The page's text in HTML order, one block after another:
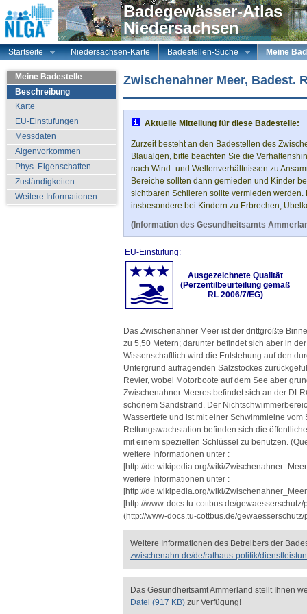
Badegewässer-Atlas
Niedersachsen
Startseite Niedersachsen-Karte Badestellen-Suche Meine
Meine Badestelle
Beschreibung
Karte
EU-Einstufungen
Messdaten
Algenvorkommen
Phys. Eigenschaften
Zuständigkeiten
Weitere Informationen
Zwischenahner Meer, Badest.
Aktuelle Mitteilung für diese Badestelle:
Zurzeit besteht an den Badestellen des
Blaualgen, bitte beachten Sie die
nach Wind- und Wellenverhältnissen zu
Bereiche sollten dann gemieden und Kinder
sichtbaren Schlieren sollte vermieden
insbesondere bei Kindern zu Erbrechen,
(Information des Gesundheitsamts
EU-Einstufung:
Ausgezeichnete Qualität
(Perzentilbeurteilung gemäß
RL 2006/7/EG)
Das Zwischenahner Meer ist der drittgrößte
zu 5,50 Metern; darunter befindet sich aber in
Wissenschaftlich wird die Entstehung auf den
Untergrund aufragenden Salzstockes
Revier, wobei Motorboote auf dem See aber
Zwischenahner Meeres befindet sich an der
schönem Sandstrand. Der
Wassertiefe und ist mit einer Schwimmleine
Rettungswachstation befinden sich die
mit einem speziellen Schlüssel zu benutzen.
weitere Informationen unter :
[http://de.wikipedia.org/wiki/
weitere Informationen unter :
[http://de.wikipedia.org/wiki/
[http://www-docs.tu-cottbus.de/
(http://www-docs.tu-cottbus.de/
Weitere Informationen des Betreibers der
zwischenahn.de/de/rathaus-politik/
Das Gesundheitsamt Ammerland stellt Ihnen
Datei (917 KB) zur Verfügung!